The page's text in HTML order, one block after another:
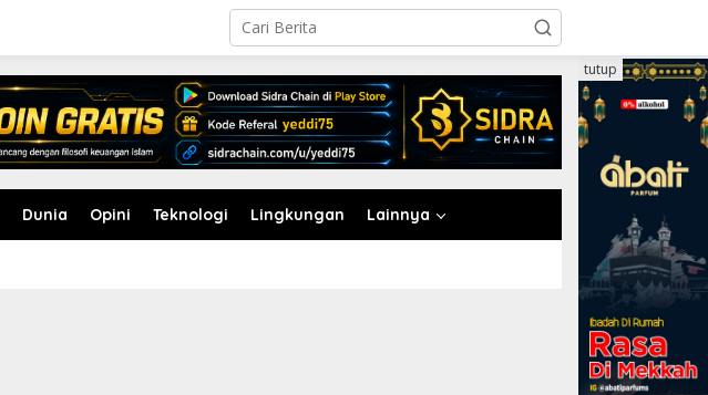
Dunia Opini Teknologi Lingkungan Lainnya
tutup